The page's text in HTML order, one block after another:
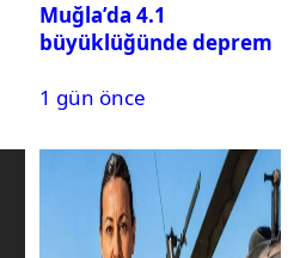
Muğla’da 4.1
büyüklüğünde deprem
1 gün önce